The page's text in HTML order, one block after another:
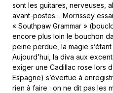
sont les guitares, nerveuses,
avant-postes… Morrissey
« Southpaw Grammar »
encore plus loin le bouchon
peine perdue, la magie
Aujourd’hui, la diva aux
exiger une Cadillac rose lors
Espagne) s’évertue à
rien à faire : on ne dit pas les